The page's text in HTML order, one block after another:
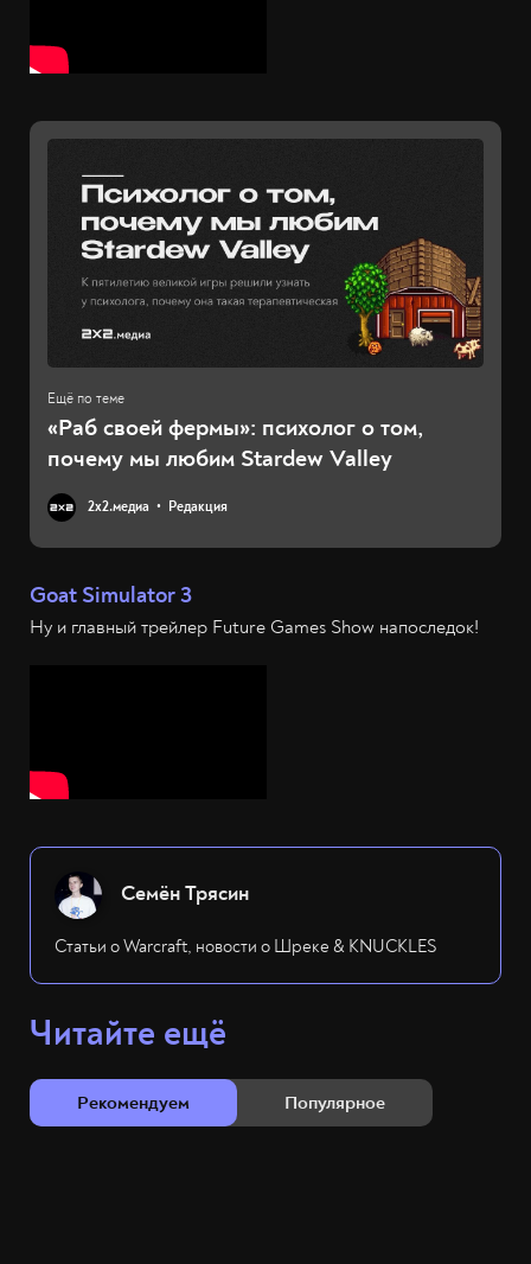
«Раб своей фермы»: психолог о том,
почему мы любим Stardew Valley
2х2.медиа Редакция
Goat Simulator 3
Ну и главный трейлер Future Games Show напоследок!
Семён Трясин
Статьи о Warcraft, новости о Шреке & KNUCKLES
Читайте ещё
Рекомендуем Популярное